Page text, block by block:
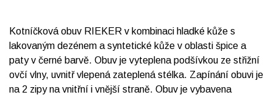
Kotníčková obuv RIEKER v kombinaci hladké kůže s
lakovaným dezénem a syntetické kůže v oblasti špice a
paty v černé barvě. Obuv je vyteplena podšívkou ze střižní
ovčí vlny, uvnitř vlepená zateplená stélka. Zapínání obuvi je
na 2 zipy na vnitřní i vnější straně. Obuv je vybavena